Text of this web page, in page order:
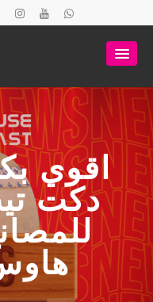
اقوي
دكت